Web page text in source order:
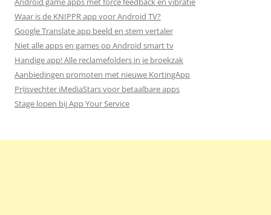
Waar is de KNIPPR app voor Android TV?
Google Translate app beeld en stem vertaler
Niet alle apps en games op Android smart tv
Handige app! Alle reclamefolders in je broekzak
Aanbiedingen promoten met nieuwe KortingApp
Prijsvechter iMediaStars voor betaalbare apps
Stage lopen bij App Your Service